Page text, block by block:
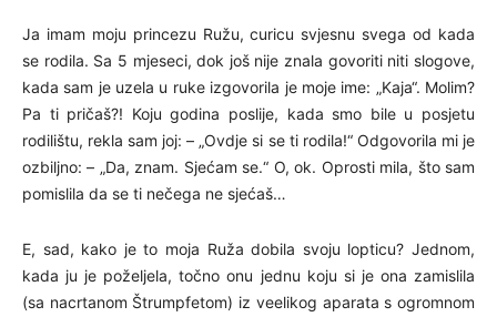
Ja imam moju princezu Ružu, curicu svjesnu svega od kada
se rodila. Sa 5 mjeseci, dok još nije znala govoriti niti slogove,
kada sam je uzela u ruke izgovorila je moje ime: „Kaja“. Molim?
Pa ti pričaš?! Koju godina poslije, kada smo bile u posjetu
rodilištu, rekla sam joj: – „Ovdje si se ti rodila!“ Odgovorila mi je
ozbiljno: – „Da, znam. Sjećam se.“ O, ok. Oprosti mila, što sam
pomislila da se ti nečega ne sjećaš…
E, sad, kako je to moja Ruža dobila svoju lopticu? Jednom,
kada ju je poželjela, točno onu jednu koju si je ona zamislila
(sa nacrtanom Štrumpfetom) iz veelikog aparata s ogromnom